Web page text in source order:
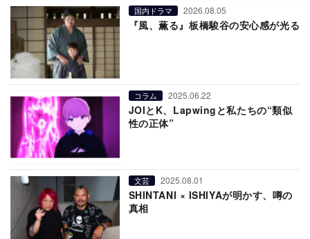
国内ドラマ 2026.08.05
『風、薫る』板橋駿谷の安心感が光る
コラム 2025.06.22
JOIとK、Lapwingと私たちの“類似
性の正体”
文芸 2025.08.01
SHINTANI × ISHIYAが明かす、噂の
真相